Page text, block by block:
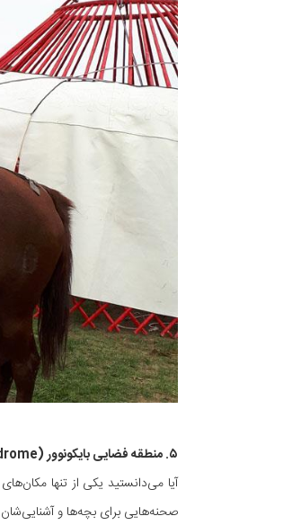
۵. منطقه فضایی بایکونوور (Baikonur Cosmodrome)
آیا می‌دانستید یکی از تنها
صحنه‌هایی برای بچه‌ها و